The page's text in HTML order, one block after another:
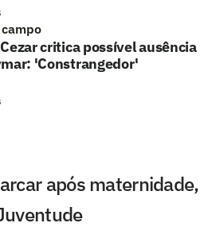
critica possível ausência
'Constrangedor'
após maternidade,